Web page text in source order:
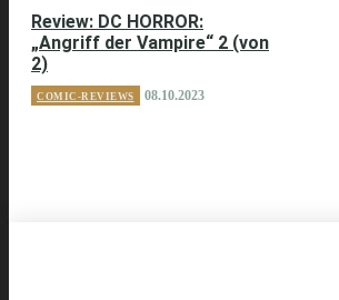
Review: DC HORROR:
„Angriff der Vampire“ 2 (von
2)
COMIC-REVIEWS 08.10.2023